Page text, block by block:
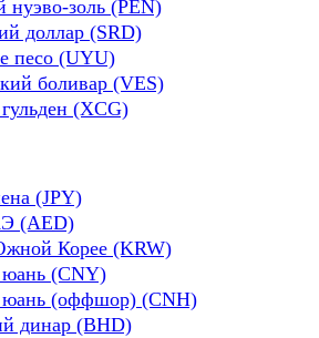
нуэво-золь (PEN)
доллар (SRD)
песо (UYU)
боливар (VES)
(XCG)
(JPY)
(AED)
Корее (KRW)
(CNY)
юань (оффшор) (CNH)
динар (BHD)